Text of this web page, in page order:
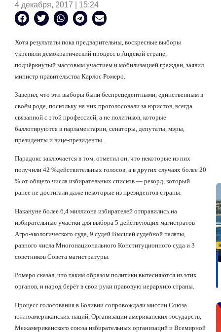
4 декабря, 2017 | 15:24
Хотя результаты пока предварительны, воскресные выборы
укрепили демократический процесс в Андской стране,
подчёркнутый массовым участием и мобилизацией граждан, заявил
министр правительства Карлос Ромеро.
Заверил, что эти выборы были беспрецедентными, единственным в
своём роде, поскольку на них проголосовали за юристов, всегда
связанной с этой профессией, а не политиков, которые
баллотируются в парламентарии, сенаторы, депутаты, мэры,
президенты и вице-президенты.
Парадокс заключается в том, отметил он, что некоторые из них
получили 42 %действительных голосов, а в других случаях более 20
% от общего числа избирательных списков — рекорд, который
ранее не достигали даже некоторые из президентов страны.
Накануне более 6,4 миллиона избирателей отправились на
избирательные участки для выбора 5 действующих магистратов
Агро-экологического суда, 9 судей Высшей судебной палаты,
равного числа Многонационального Конституционного суда и 3
советников Совета магистратуры.
Ромеро сказал, что таким образом политики вытесняются из этих
органов, и народ берёт в свои руки правовую иерархию страны.
Процесс голосования в Боливии сопровождали миссии Союза
южноамериканских наций, Организации американских государств,
Межамериканского союза избирательных организаций и Всемирной